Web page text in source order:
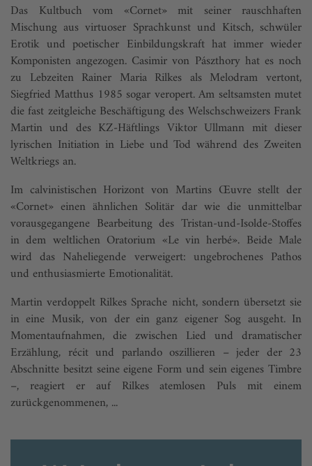
Das Kultbuch vom «Cornet» mit seiner rauschhaften
Mischung aus virtuoser Sprachkunst und Kitsch, schwüler
Erotik und poetischer Einbildungskraft hat immer wieder
Komponisten angezogen. Casimir von Pászthory hat es noch
zu Lebzeiten Rainer Maria Rilkes als Melodram vertont,
Siegfried Matthus 1985 sogar veropert. Am seltsamsten mutet
die fast zeitgleiche Beschäftigung des Welschschweizers Frank
Martin und des KZ-Häftlings Viktor Ullmann mit dieser
lyrischen Initiation in Liebe und Tod während des Zweiten
Weltkriegs an.
Im calvinistischen Horizont von Martins Œuvre stellt der
«Cornet» einen ähnlichen Solitär dar wie die unmittelbar
vorausgegangene Bearbeitung des Tristan-und-Isolde-Stoffes
in dem weltlichen Oratorium «Le vin herbé». Beide Male
wird das Naheliegende verweigert: ungebrochenes Pathos
und enthusiasmierte Emotionalität.
Martin verdoppelt Rilkes Sprache nicht, sondern übersetzt sie
in eine Musik, von der ein ganz eigener Sog ausgeht. In
Momentaufnahmen, die zwischen Lied und dramatischer
Erzählung, récit und parlando oszillieren – jeder der 23
Abschnitte besitzt seine eigene Form und sein eigenes Timbre
–, reagiert er auf Rilkes atemlosen Puls mit einem
zurückgenommenen, ...